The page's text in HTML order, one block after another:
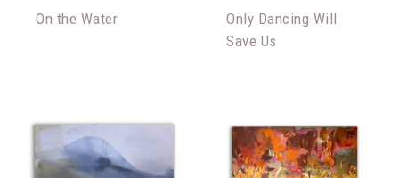
On the Water
Only Dancing Will
Save Us